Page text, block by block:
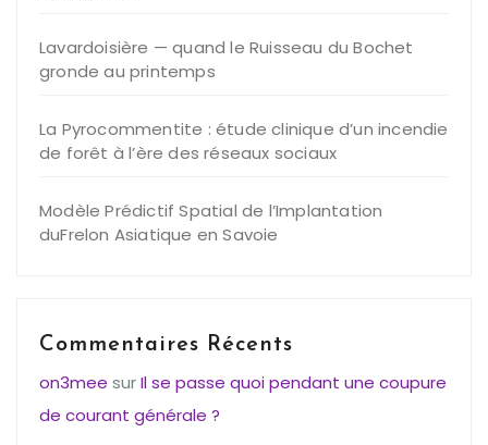
Lavardoisière — quand le Ruisseau du Bochet
gronde au printemps
La Pyrocommentite : étude clinique d’un incendie
de forêt à l’ère des réseaux sociaux
Modèle Prédictif Spatial de l’Implantation
duFrelon Asiatique en Savoie
Commentaires Récents
on3mee surIl se passe quoi pendant une coupure
de courant générale ?